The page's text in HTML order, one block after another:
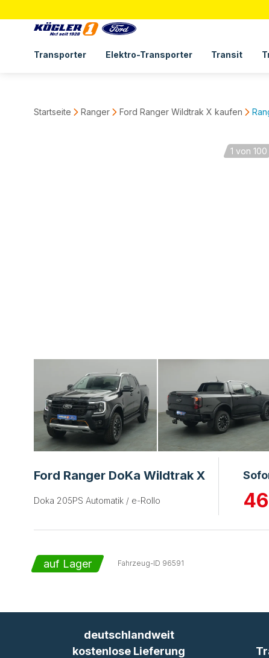
Transporter Elektro-Transporter Transit
Startseite Ranger Ford Ranger Wildtrak X kaufen
1 von 100
Ford Ranger DoKa Wildtrak X
Doka 205PS Automatik / e-Rollo
auf Lager Fahrzeug-ID 96591
deutschlandweit
kostenlose Lieferung